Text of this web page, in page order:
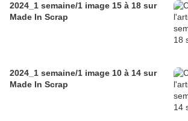
2024_1 semaine/1 image 15 à 18 sur
Made In Scrap
2024_1 semaine/1 image 10 à 14 sur
Made In Scrap